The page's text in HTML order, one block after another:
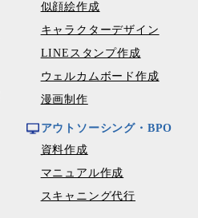
似顔絵作成
キャラクターデザイン
LINEスタンプ作成
ウェルカムボード作成
漫画制作
アウトソーシング・BPO
資料作成
マニュアル作成
スキャニング代行